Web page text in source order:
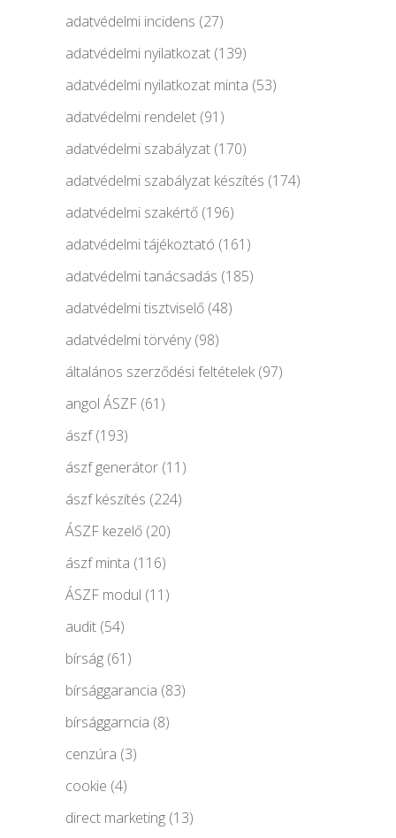
adatvédelmi incidens (27)
adatvédelmi nyilatkozat (139)
adatvédelmi nyilatkozat minta (53)
adatvédelmi rendelet (91)
adatvédelmi szabályzat (170)
adatvédelmi szabályzat készítés (174)
adatvédelmi szakértő (196)
adatvédelmi tájékoztató (161)
adatvédelmi tanácsadás (185)
adatvédelmi tisztviselő (48)
adatvédelmi törvény(98)
általános szerződési feltételek(97)
angol ÁSZF (61)
ászf(193)
ászf generátor (11)
ászf készítés (224)
ÁSZF kezelő (20)
ászf minta (116)
ÁSZF modul (11)
audit (54)
bírság (61)
bírsággarancia (83)
bírsággarncia (8)
cenzúra (3)
cookie (4)
direct marketing (13)